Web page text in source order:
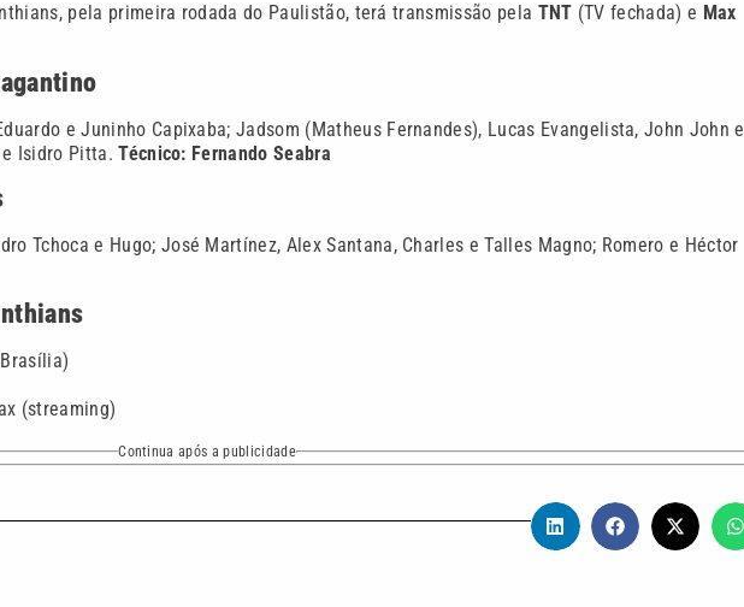
pela primeira rodada do Paulistão, terá transmissão pela TNT (TV fechada) e Max
e Juninho Capixaba; Jadsom (Matheus Fernandes), Lucas Evangelista, John John e
e Isidro Pitta.Técnico: Fernando Seabra
Tchoca e Hugo; José Martínez, Alex Santana, Charles e Talles Magno; Romero e Héctor
(streaming)
Continua após a publicidade